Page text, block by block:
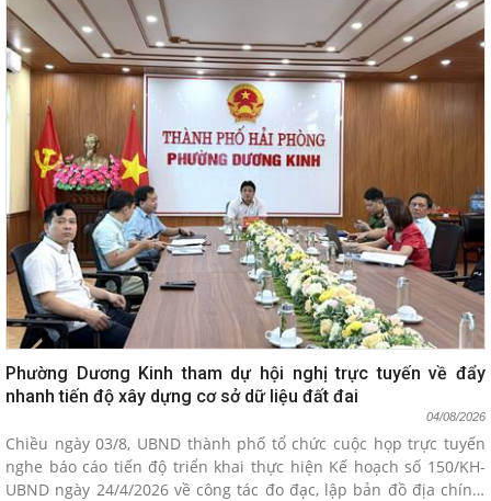
Phường Dương Kinh tham dự hội nghị trực tuyến về đẩy
nhanh tiến độ xây dựng cơ sở dữ liệu đất đai
04/08/2026
Chiều ngày 03/8, UBND thành phố tổ chức cuộc họp trực tuyến
nghe báo cáo tiến độ triển khai thực hiện Kế hoạch số 150/KH-
UBND ngày 24/4/2026 về công tác đo đạc, lập bản đồ địa chính,